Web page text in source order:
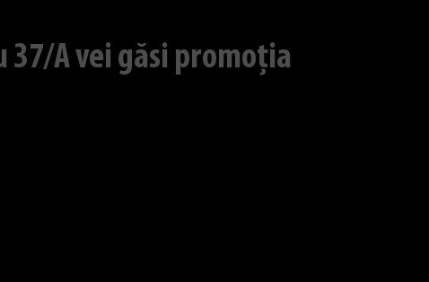
37/A vei găsi promoția